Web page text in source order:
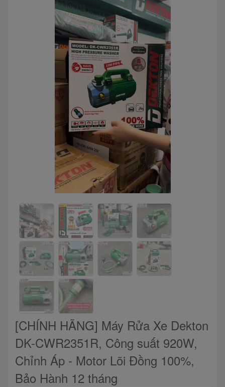
[CHÍNH HÃNG] Máy Rửa Xe Dekton
DK-CWR2351R, Công suất 920W,
Chỉnh Áp - Motor Lõi Đồng 100%,
Bảo Hành 12 tháng